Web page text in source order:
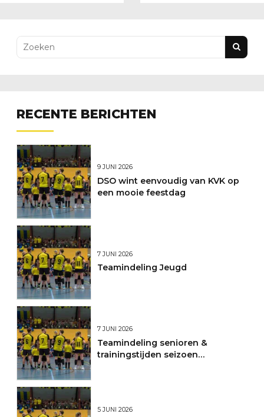
RECENTE BERICHTEN
9 JUNI 2026
DSO wint eenvoudig van KVK op
een mooie feestdag
7 JUNI 2026
Teamindeling Jeugd
7 JUNI 2026
Teamindeling senioren &
trainingstijden seizoen
5 JUNI 2026